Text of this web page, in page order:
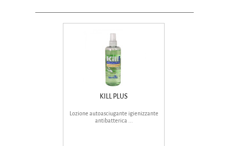
KILL PLUS
Lozione autoasciugante igienizzante
antibatterica ...